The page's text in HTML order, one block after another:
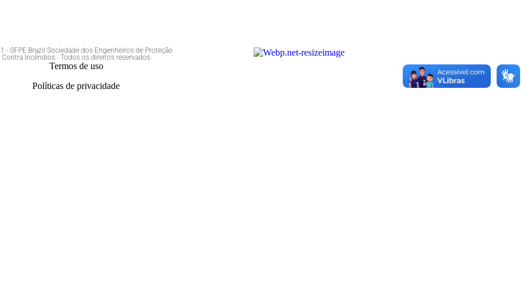
- SFPE Brazil Sociedade dos Engenheiros de Proteção
Contra Incêndios - Todos os direitos reservados
Termos de uso
Políticas de privacidade